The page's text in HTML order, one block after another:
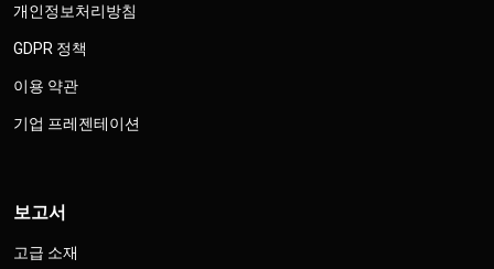
개인정보처리방침
GDPR 정책
이용 약관
기업 프레젠테이션
보고서
고급 소재